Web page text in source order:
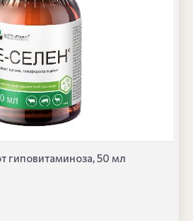
гиповитаминоза, 50 мл